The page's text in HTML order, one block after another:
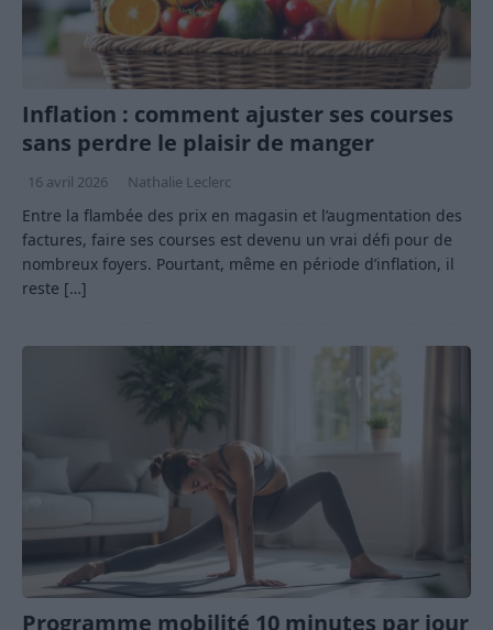
Inflation : comment ajuster ses courses
sans perdre le plaisir de manger
16 avril 2026 Nathalie Leclerc
Entre la flambée des prix en magasin et l’augmentation des
factures, faire ses courses est devenu un vrai défi pour de
nombreux foyers. Pourtant, même en période d’inflation, il
reste […]
Programme mobilité 10 minutes par jour